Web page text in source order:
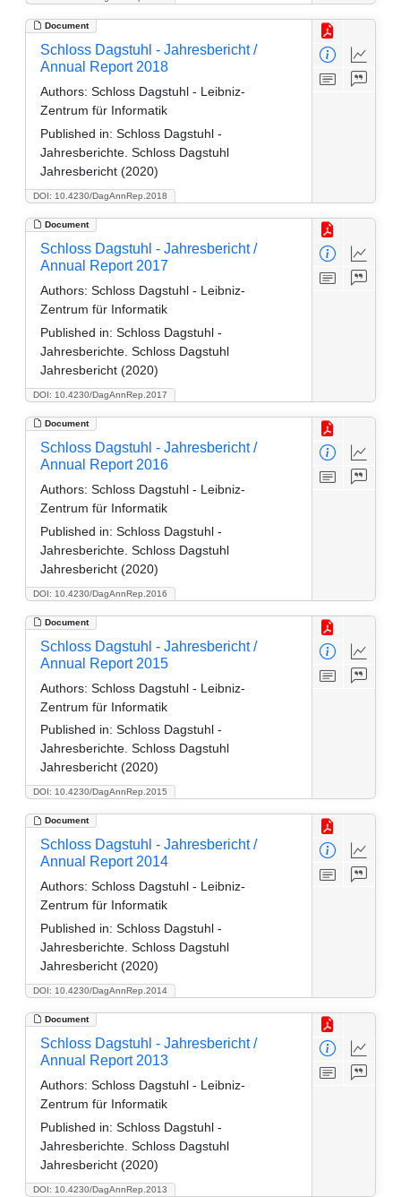
Document
DOI: 10.4230/DagAnnRep.2018
Schloss Dagstuhl - Jahresbericht /
Annual Report 2018
Authors: Schloss Dagstuhl - Leibniz-
Zentrum für Informatik
Published in: Schloss Dagstuhl -
Jahresberichte. Schloss Dagstuhl
Jahresbericht (2020)
Document
DOI: 10.4230/DagAnnRep.2017
Schloss Dagstuhl - Jahresbericht /
Annual Report 2017
Authors: Schloss Dagstuhl - Leibniz-
Zentrum für Informatik
Published in: Schloss Dagstuhl -
Jahresberichte. Schloss Dagstuhl
Jahresbericht (2020)
Document
DOI: 10.4230/DagAnnRep.2016
Schloss Dagstuhl - Jahresbericht /
Annual Report 2016
Authors: Schloss Dagstuhl - Leibniz-
Zentrum für Informatik
Published in: Schloss Dagstuhl -
Jahresberichte. Schloss Dagstuhl
Jahresbericht (2020)
Document
DOI: 10.4230/DagAnnRep.2015
Schloss Dagstuhl - Jahresbericht /
Annual Report 2015
Authors: Schloss Dagstuhl - Leibniz-
Zentrum für Informatik
Published in: Schloss Dagstuhl -
Jahresberichte. Schloss Dagstuhl
Jahresbericht (2020)
Document
DOI: 10.4230/DagAnnRep.2014
Schloss Dagstuhl - Jahresbericht /
Annual Report 2014
Authors: Schloss Dagstuhl - Leibniz-
Zentrum für Informatik
Published in: Schloss Dagstuhl -
Jahresberichte. Schloss Dagstuhl
Jahresbericht (2020)
Document
DOI: 10.4230/DagAnnRep.2013
Schloss Dagstuhl - Jahresbericht /
Annual Report 2013
Authors: Schloss Dagstuhl - Leibniz-
Zentrum für Informatik
Published in: Schloss Dagstuhl -
Jahresberichte. Schloss Dagstuhl
Jahresbericht (2020)